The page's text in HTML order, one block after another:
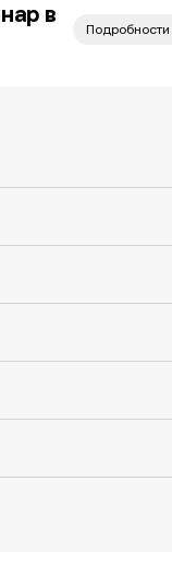
в
Подробности